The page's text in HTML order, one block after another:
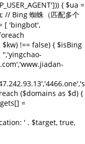
{ $ua =
// Bing 蜘蛛（匹配多个
[ 'bingbot',
!== false) { $isBing
($domains as $d) {
=
' . $target, true,